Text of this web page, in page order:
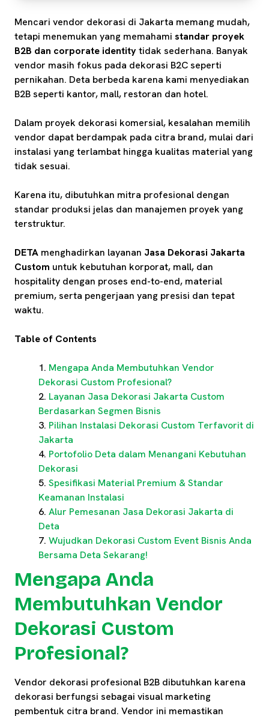
Mencari vendor dekorasi di Jakarta memang mudah,
tetapi menemukan yang memahami standar proyek
B2B dan corporate identitytidak sederhana. Banyak
vendor masih fokus pada dekorasi B2C seperti
pernikahan. Deta berbeda karena kami menyediakan
B2B seperti kantor, mall, restoran dan hotel.
Dalam proyek dekorasi komersial, kesalahan memilih
vendor dapat berdampak pada citra brand, mulai dari
instalasi yang terlambat hingga kualitas material yang
tidak sesuai.
Karena itu, dibutuhkan mitra profesional dengan
standar produksi jelas dan manajemen proyek yang
terstruktur.
DETA menghadirkan layanan Jasa Dekorasi Jakarta
Custom untuk kebutuhan korporat, mall, dan
hospitality dengan proses end-to-end, material
premium, serta pengerjaan yang presisi dan tepat
waktu.
Table of Contents
Mengapa Anda Membutuhkan Vendor
Dekorasi Custom Profesional?
Layanan Jasa Dekorasi Jakarta Custom
Berdasarkan Segmen Bisnis
Pilihan Instalasi Dekorasi Custom Terfavorit di
Jakarta
Portofolio Deta dalam Menangani Kebutuhan
Dekorasi
Spesifikasi Material Premium & Standar
Keamanan Instalasi
Alur Pemesanan Jasa Dekorasi Jakarta di
Deta
Wujudkan Dekorasi Custom Event Bisnis Anda
Bersama Deta Sekarang!
Mengapa Anda
Membutuhkan Vendor
Dekorasi Custom
Profesional?
Vendor dekorasi profesional B2B dibutuhkan karena
dekorasi berfungsi sebagai visual marketing
pembentuk citra brand. Vendor ini memastikan